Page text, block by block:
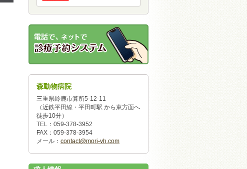
森動物病院
三重県鈴鹿市算所5-12-11
（近鉄平田線・平田町駅 から東方面へ
徒歩10分）
TEL：059-378-3952
FAX：059-378-3954
メール： contact@mori-vh.com